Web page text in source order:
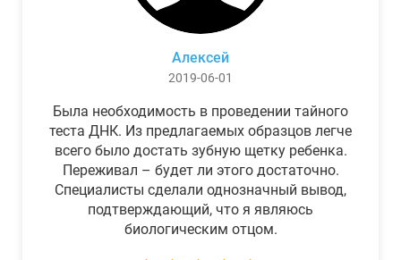
Алексей
2019-06-01
Была необходимость в проведении тайного
теста ДНК. Из предлагаемых образцов легче
всего было достать зубную щетку ребенка.
Переживал – будет ли этого достаточно.
Специалисты сделали однозначный вывод,
подтверждающий, что я являюсь
биологическим отцом.